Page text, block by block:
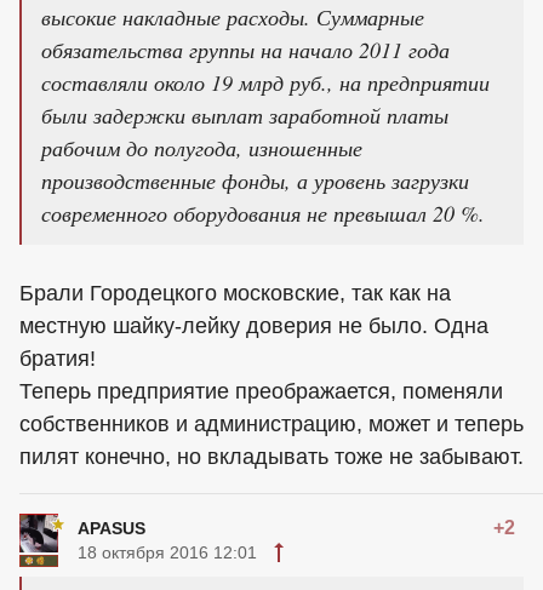
высокие накладные расходы. Суммарные
обязательства группы на начало 2011 года
составляли около 19 млрд руб., на предприятии
были задержки выплат заработной платы
рабочим до полугода, изношенные
производственные фонды, а уровень загрузки
современного оборудования не превышал 20 %.
Брали Городецкого московские, так как на
местную шайку-лейку доверия не было. Одна
братия!
Теперь предприятие преображается, поменяли
собственников и администрацию, может и теперь
пилят конечно, но вкладывать тоже не забывают.
APASUS +2
18 октября 2016 12:01